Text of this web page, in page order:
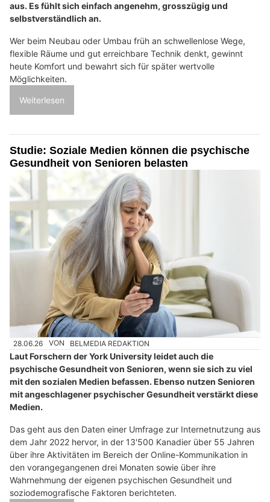
aus. Es fühlt sich einfach angenehm, grosszügig und
selbstverständlich an.
Wer beim Neubau oder Umbau früh an schwellenlose Wege,
flexible Räume und gut erreichbare Technik denkt, gewinnt
heute Komfort und bewahrt sich für später wertvolle
Möglichkeiten.
Weiterlesen
Studie: Soziale Medien können die psychische
Gesundheit von Senioren belasten
28.06.26 VON BELMEDIA REDAKTION
Laut Forschern der York University leidet auch die
psychische Gesundheit von Senioren, wenn sie sich zu viel
mit den sozialen Medien befassen. Ebenso nutzen Senioren
mit angeschlagener psychischer Gesundheit verstärkt diese
Medien.
Das geht aus den Daten einer Umfrage zur Internetnutzung aus
dem Jahr 2022 hervor, in der 13'500 Kanadier über 55 Jahren
über ihre Aktivitäten im Bereich der Online-Kommunikation in
den vorangegangenen drei Monaten sowie über ihre
Wahrnehmung der eigenen psychischen Gesundheit und
soziodemografische Faktoren berichteten.